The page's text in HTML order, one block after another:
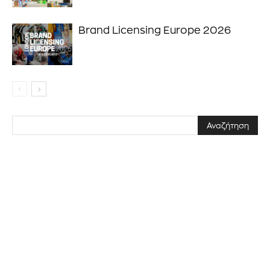
Διάβασα και αποδέχομαι την
Brand Licensing Europe 2026